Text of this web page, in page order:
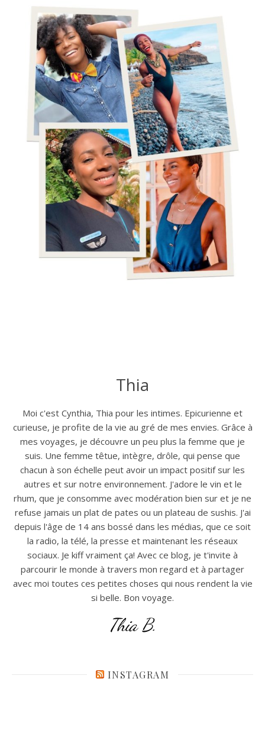
Thia
Moi c'est Cynthia, Thia pour les intimes. Epicurienne et
curieuse, je profite de la vie au gré de mes envies. Grâce à
mes voyages, je découvre un peu plus la femme que je
suis. Une femme têtue, intègre, drôle, qui pense que
chacun à son échelle peut avoir un impact positif sur les
autres et sur notre environnement. J'adore le vin et le
rhum, que je consomme avec modération bien sur et je ne
refuse jamais un plat de pates ou un plateau de sushis. J'ai
depuis l'âge de 14 ans bossé dans les médias, que ce soit
la radio, la télé, la presse et maintenant les réseaux
sociaux. Je kiff vraiment ça! Avec ce blog, je t'invite à
parcourir le monde à travers mon regard et à partager
avec moi toutes ces petites choses qui nous rendent la vie
si belle. Bon voyage.
Thia B.
INSTAGRAM